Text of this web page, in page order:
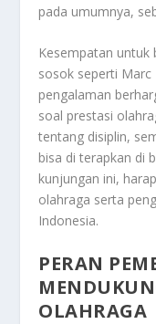
pada umumnya,
Kesempatan untuk
sosok seperti
pengalaman
soal prestasi
tentang disiplin,
bisa di terapkan di
kunjungan ini,
olahraga serta
Indonesia.
PERAN
OLAHRAGA